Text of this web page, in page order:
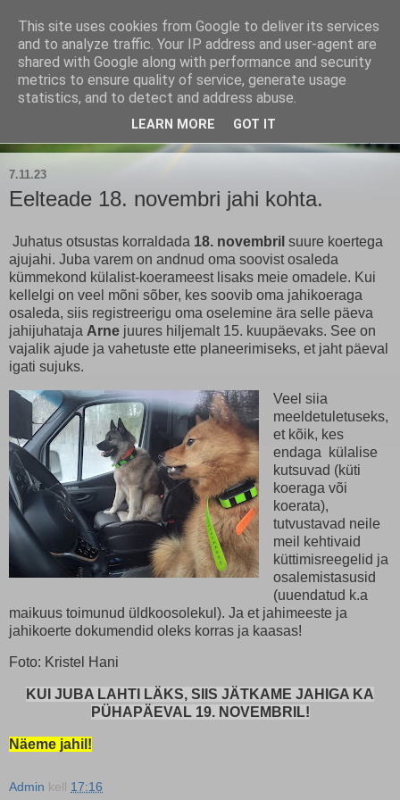
Kärla Jahimeeste Selts
Blogi Saaremaa keskpaiga jahimeeste tegemistest
7.11.23
Eelteade 18. novembri jahi kohta.
Juhatus otsustas korraldada 18. novembril suure koertega
ajujahi. Juba varem on andnud oma soovist osaleda
kümmekond külalist-koerameest lisaks meie omadele. Kui
kellelgi on veel mõni sõber, kes soovib oma jahikoeraga
osaleda, siis registreerigu oma oselemine ära selle päeva
jahijuhataja Arne juures hiljemalt 15. kuupäevaks. See on
vajalik ajude ja vahetuste ette planeerimiseks, et jaht päeval
igati sujuks.
Veel siia
meeldetuletuseks,
et kõik, kes
endaga külalise
kutsuvad (küti
koeraga või
koerata),
tutvustavad neile
meil kehtivaid
küttimisreegelid ja
osalemistasusid
(uuendatud k.a
maikuus toimunud üldkoosolekul). Ja et jahimeeste ja
jahikoerte dokumendid oleks korras ja kaasas!
Foto: Kristel Hani
KUI JUBA LAHTI LÄKS, SIIS JÄTKAME JAHIGA KA
PÜHAPÄEVAL 19. NOVEMBRIL!
Näeme jahil!
Admin kell 17:16
This site uses cookies from Google to deliver its services
and to analyze traffic. Your IP address and user-agent are
shared with Google along with performance and security
metrics to ensure quality of service, generate usage
statistics, and to detect and address abuse.
LEARN MORE GOT IT